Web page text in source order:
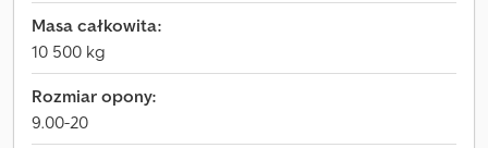
Masa całkowita:
10 500 kg
Rozmiar opony:
9.00-20